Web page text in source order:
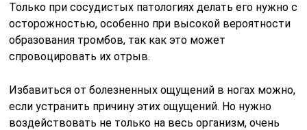
Только при сосудистых патологиях делать его нужно с
осторожностью, особенно при высокой вероятности
образования тромбов, так как это может
спровоцировать их отрыв.
Избавиться от болезненных ощущений в ногах можно,
если устранить причину этих ощущений. Но нужно
воздействовать не только на весь организм, очень